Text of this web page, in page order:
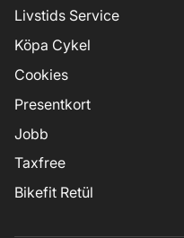
Livstids Service
Köpa Cykel
Cookies
Presentkort
Jobb
Taxfree
Bikefit Retül